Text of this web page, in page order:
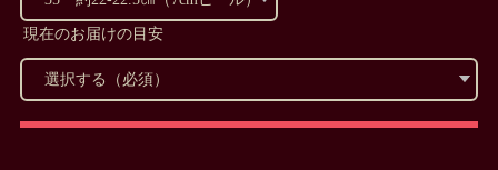
現在のお届けの目安